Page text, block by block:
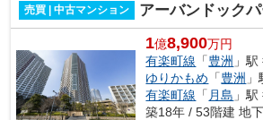
売買 | 中古マンション アーバンドックパークシテ
1億8,900万円
有楽町線 「豊洲 」
ゆりかもめ 「豊洲
有楽町線 「 月島 」
築18年 / 53階建 地